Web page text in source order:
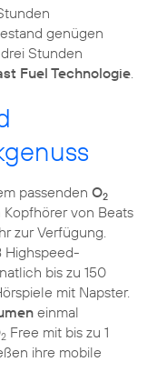
genügen
Stunden
Fuel Technologie
passenden O2
von Beats
zur Verfügung.
Highspeed-
bis zu 150
mit Napster.
einmal
2 Free mit bis zu 1
ihre mobile